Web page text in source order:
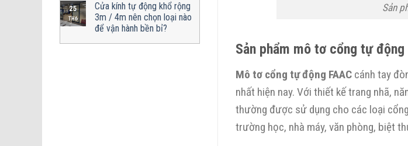
25
TH6
Cửa kính tự động khổ rộng
3m / 4m nên chọn loại nào
để vận hành bền bỉ?
Sản
Sản phẩm mô tơ cổng tự
Mô tơ cổng tự động FAAC cánh tay
nhất hiện nay. Với thiết kế trang nhã,
thường được sử dụng cho các loại
trường học, nhà máy, văn phòng, biệt